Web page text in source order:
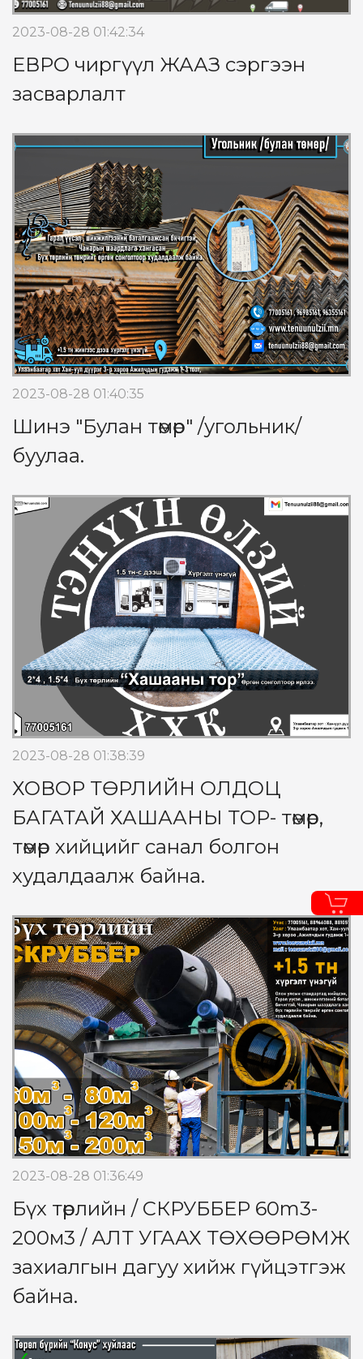
2023-08-28 01:42:34
ЕВРО чиргүүл ЖААЗ сэргээн
засварлалт
2023-08-28 01:40:35
Шинэ "Булан төмөр" /угольник/
буулаа.
2023-08-28 01:38:39
ХОВОР ТӨРЛИЙН ОЛДОЦ
БАГАТАЙ ХАШААНЫ ТОР- төмөр,
төмөр хийцийг санал болгон
худалдаалж байна.
2023-08-28 01:36:49
Бүх төрлийн / СКРУББЕР 60m3-
200м3 / АЛТ УГААХ ТӨХӨӨРӨМЖ
захиалгын дагуу хийж гүйцэтгэж
байна.